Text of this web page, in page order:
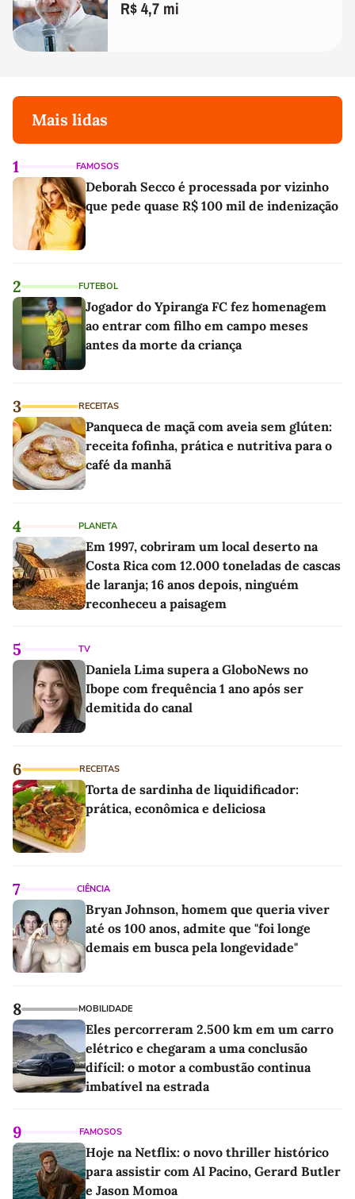
R$ 4,7 mi
Mais lidas
1 FAMOSOS
Deborah Secco é processada por vizinho
que pede quase R$ 100 mil de indenização
2 FUTEBOL
Jogador do Ypiranga FC fez homenagem
ao entrar com filho em campo meses
antes da morte da criança
3 RECEITAS
Panqueca de maçã com aveia sem glúten:
receita fofinha, prática e nutritiva para o
café da manhã
4 PLANETA
Em 1997, cobriram um local deserto na
Costa Rica com 12.000 toneladas de cascas
de laranja; 16 anos depois, ninguém
reconheceu a paisagem
5 TV
Daniela Lima supera a GloboNews no
Ibope com frequência 1 ano após ser
demitida do canal
6 RECEITAS
Torta de sardinha de liquidificador:
prática, econômica e deliciosa
7 CIÊNCIA
Bryan Johnson, homem que queria viver
até os 100 anos, admite que "foi longe
demais em busca pela longevidade"
8 MOBILIDADE
Eles percorreram 2.500 km em um carro
elétrico e chegaram a uma conclusão
difícil: o motor a combustão continua
imbatível na estrada
9 FAMOSOS
Hoje na Netflix: o novo thriller histórico
para assistir com Al Pacino, Gerard Butler
e Jason Momoa